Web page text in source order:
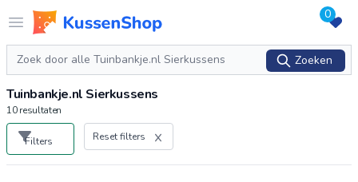
Open menu
Logo www.kussenshop.nl 0
Zoeken
Zoeken
Tuinbankje.nl Sierkussens
10resultaten
Filters Reset filters